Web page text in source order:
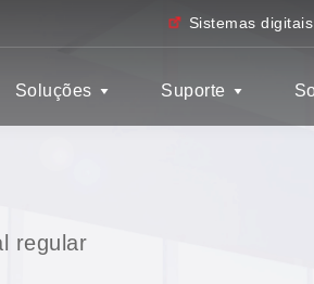
Sistemas
Soluções Suporte
regular